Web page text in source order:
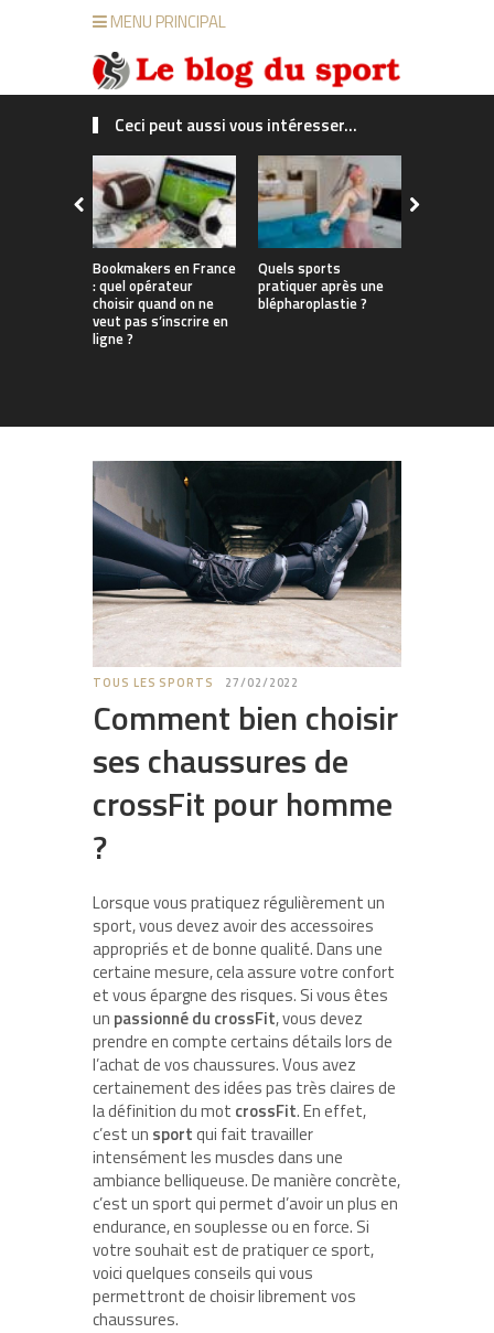
MENU PRINCIPAL
Ceci peut aussi vous intéresser...
Bookmakers en France
: quel opérateur
choisir quand on ne
veut pas s’inscrire en
ligne ?
Quels sports
pratiquer après une
blépharoplastie ?
TOUS LES SPORTS 27/02/2022
Comment bien choisir
ses chaussures de
crossFit pour homme
?
Lorsque vous pratiquez régulièrement un
sport, vous devez avoir des accessoires
appropriés et de bonne qualité. Dans une
certaine mesure, cela assure votre confort
et vous épargne des risques. Si vous êtes
un passionné du crossFit, vous devez
prendre en compte certains détails lors de
l’achat de vos chaussures. Vous avez
certainement des idées pas très claires de
la définition du mot crossFit. En effet,
c’est un sportqui fait travailler
intensément les muscles dans une
ambiance belliqueuse. De manière concrète,
c’est un sport qui permet d’avoir un plus en
endurance, en souplesse ou en force. Si
votre souhait est de pratiquer ce sport,
voici quelques conseils qui vous
permettront de choisir librement vos
chaussures.